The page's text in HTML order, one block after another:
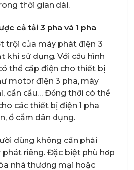
thời gian dài.
cả tải 3 pha và 1 pha
trội của máy phát điện 3
khi sử dụng. Với cấu hình
thể cấp điện cho thiết bị
motor điện 3 pha, máy
cần cẩu… Đồng thời có thể
các thiết bị điện 1 pha
ổ cắm dân dụng.
dùng không cần phải
phát riêng. Đặc biệt phù hợp
nhà thương mại hoặc